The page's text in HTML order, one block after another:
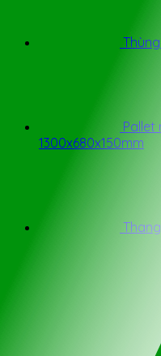
Pallet
1300x680x150mm